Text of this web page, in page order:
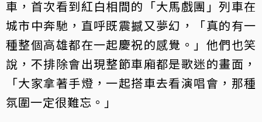
車，首次看到紅白相間的「大馬戲團」列車在
城市中奔馳，直呼既震撼又夢幻，「真的有一
種整個高雄都在一起慶祝的感覺。」他們也笑
說，不排除會出現整節車廂都是歌迷的畫面，
「大家拿著手燈，一起搭車去看演唱會，那種
氛圍一定很難忘。」